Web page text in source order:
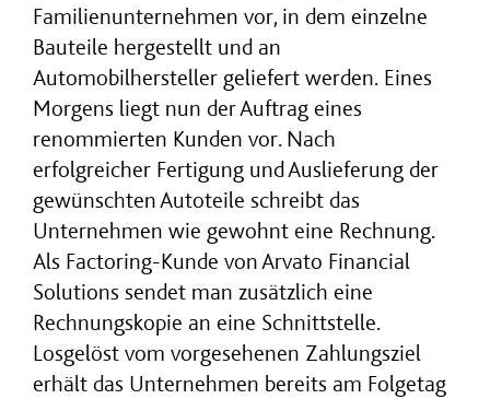
Familienunternehmen vor, in dem einzelne
Bauteile hergestellt und an
Automobilhersteller geliefert werden. Eines
Morgens liegt nun der Auftrag eines
renommierten Kunden vor. Nach
erfolgreicher Fertigung und Auslieferung der
gewünschten Autoteile schreibt das
Unternehmen wie gewohnt eine Rechnung.
Als Factoring-Kunde von Arvato Financial
Solutions sendet man zusätzlich eine
Rechnungskopie an eine Schnittstelle.
Losgelöst vom vorgesehenen Zahlungsziel
erhält das Unternehmen bereits am Folgetag